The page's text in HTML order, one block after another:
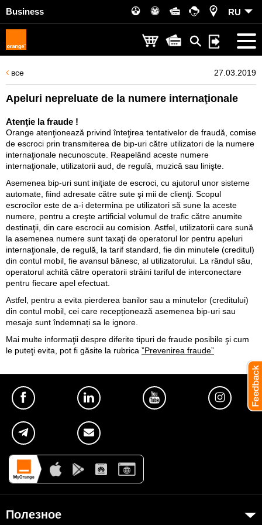
Business RU
все 27.03.2019
Apeluri nepreluate de la numere internaţionale
Atenţie la fraude !
Orange atenţionează privind înteţirea tentativelor de fraudă, comise
de escroci prin transmiterea de bip-uri către utilizatori de la numere
internaţionale necunoscute. Reapelând aceste numere
internaţionale, utilizatorii aud, de regulă, muzică sau linişte.
Asemenea bip-uri sunt iniţiate de escroci, cu ajutorul unor sisteme
automate, fiind adresate către sute şi mii de clienţi. Scopul
escrocilor este de a-i determina pe utilizatori să sune la aceste
numere, pentru a creşte artificial volumul de trafic către anumite
destinaţii, din care escrocii au comision. Astfel, utilizatorii care sună
la asemenea numere sunt taxaţi de operatorul lor pentru apeluri
internaţionale, de regulă, la tarif standard, fie din minutele (creditul)
din contul mobil, fie avansul bănesc, al utilizatorului. La rândul său,
operatorul achită către operatorii străini tariful de interconectare
pentru fiecare apel efectuat.
Astfel, pentru a evita pierderea banilor sau a minutelor (creditului)
din contul mobil, cei care recepționează asemenea bip-uri sau
mesaje sunt îndemnați sa le ignore.
Mai multe informaţii despre diferite tipuri de fraude posibile şi cum
le puteţi evita, pot fi găsite la rubrica ”Prevenirea fraude”
Полезное